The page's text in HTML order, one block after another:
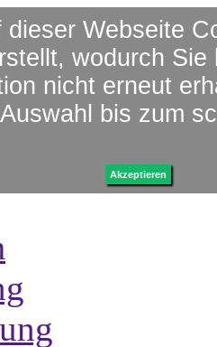
dieser Webseite
wodurch
nicht erneut
bis zum
Akzeptieren